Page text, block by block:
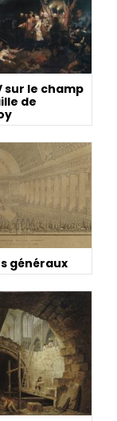
sur le champ
de
généraux